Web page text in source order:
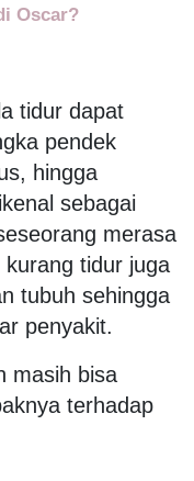
Oscar?
tidur dapat
pendek
hingga
sebagai
merasa
tidur juga
tubuh sehingga
penyakit.
masih bisa
terhadap